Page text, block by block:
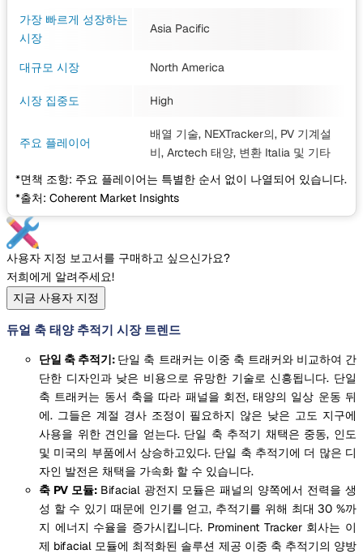
가장 빠르게 성장하는
시장
Asia Pacific
대규모 시장 North America
시장 집중도 High
주요 플레이어
배열 기술, NEXTracker의, PV 기계설
비, Arctech 태양, 변환 Italia 및 기타
*면책 조항: 주요 플레이어는 특별한 순서 없이 나열되어 있습니다.
*출처: Coherent Market Insights
사용자 지정 보고서를 구매하고 싶으신가요?
저희에게 알려주세요!
지금 사용자 지정
듀얼 축 태양 추적기 시장 트렌드
단일 축 추적기: 단일 축 트래커는 이중 축 트래커와 비교하여 간
단한 디자인과 낮은 비용으로 유망한 기술로 신흥됩니다. 단일
축 트래커는 동서 축을 따라 패널을 회전, 태양의 일상 운동 뒤
에. 그들은 계절 경사 조정이 필요하지 않은 낮은 고도 지구에
사용을 위한 견인을 얻는다. 단일 축 추적기 채택은 중동, 인도
및 미국의 부품에서 상승하고있다. 단일 축 추적기에 더 많은 디
자인 발전은 채택을 가속화 할 수 있습니다.
축 PV 모듈: Bifacial 광전지 모듈은 패널의 양쪽에서 전력을 생
성 할 수 있기 때문에 인기를 얻고, 추적기를 위해 최대 30 %까
지 에너지 수율을 증가시킵니다. Prominent Tracker 회사는 이
제 bifacial 모듈에 최적화된 솔루션 제공 이중 축 추적기의 양방